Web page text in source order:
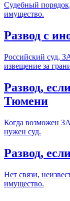
Судебный
имущество.
Развод с
Российский суд,
извещение за
Развод,
Тюмени
Когда возможен
нужен суд.
Развод,
Нет связи,
имущество.